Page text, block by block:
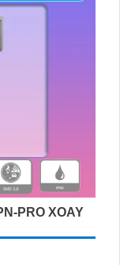
PRO XOAY